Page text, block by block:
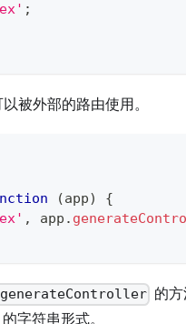
;
被外部的路由使用。
(app)
{
, app .
的
的字符串形式。